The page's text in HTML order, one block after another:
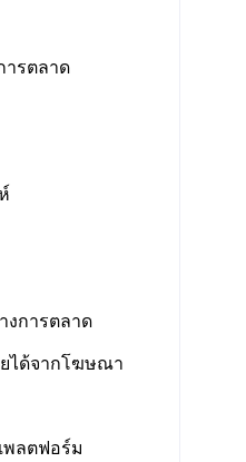
งค่าเพิ่มเติมตาม IdP
เชื่อมโยงบัญชีกับเกม
ผู้ใหญ่
v4
บใบเสร็จ
น
ระเงินแบบสมัคร
PG
องต้น
จ้งเตือนแบบท้องถิ่น
บื้องต้น
อก
น
ผู้ใช้ (UA)
ารตลาด
องต้น
ad info
งก์ลึกที่ถูกเลื่อนออกไป
ง
ตัว
ร
เหตุการณ์
องต้น
วิเคราะห์
ทึกไปยังเซิร์ฟเวอร์
วม
บบริการ MMP
นอร์ความยินยอมในการ
องต้น
น
งการตลาด
ยได้จากโฆษณา
อหาเว็บ
พลตฟอร์ม